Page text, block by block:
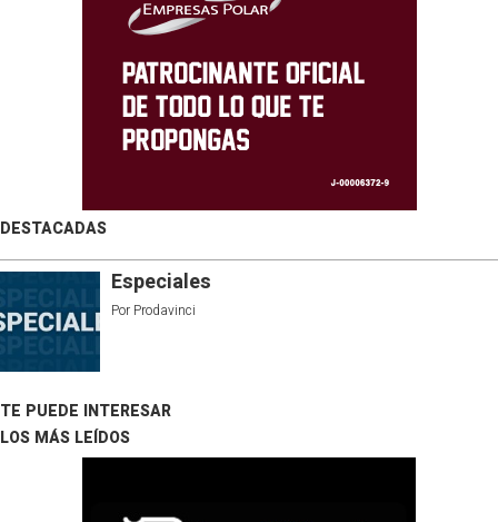
DESTACADAS
Especiales
Por Prodavinci
TE PUEDE INTERESAR
LOS MÁS LEÍDOS